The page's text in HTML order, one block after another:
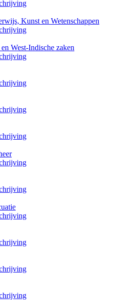
Kunst en Wetenschappen
West-Indische zaken